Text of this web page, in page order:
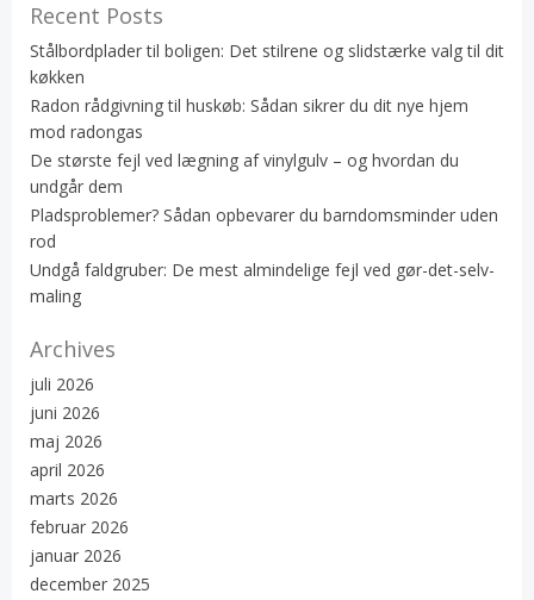
Recent Posts
Stålbordplader til boligen: Det stilrene og slidstærke valg til dit
køkken
Radon rådgivning til huskøb: Sådan sikrer du dit nye hjem
mod radongas
De største fejl ved lægning af vinylgulv – og hvordan du
undgår dem
Pladsproblemer? Sådan opbevarer du barndomsminder uden
rod
Undgå faldgruber: De mest almindelige fejl ved gør-det-selv-
maling
Archives
juli 2026
juni 2026
maj 2026
april 2026
marts 2026
februar 2026
januar 2026
december 2025